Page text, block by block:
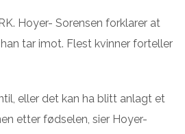
Hoyer- Sorensen forklarer at
tar imot. Flest kvinner forteller
eller det kan ha blitt anlagt et
etter fødselen, sier Hoyer-